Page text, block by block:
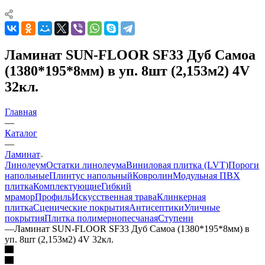
Ламинат SUN-FLOOR SF33 Дуб Самоа
(1380*195*8мм) в уп. 8шт (2,153м2) 4V
32кл.
Главная
—
Каталог
—
Ламинат
ЛинолеумОстатки линолеумаВиниловая плитка (LVT)Пороги
напольныеПлинтус напольныйКовролинМодульная ПВХ
плиткаКомплектующиеГибкий
мраморПрофильИскусственная траваКлинкерная
плиткаСценические покрытияАнтисептикиУличные
покрытияПлитка полимернопесчанаяСтупени
—Ламинат SUN-FLOOR SF33 Дуб Самоа (1380*195*8мм) в
уп. 8шт (2,153м2) 4V 32кл.